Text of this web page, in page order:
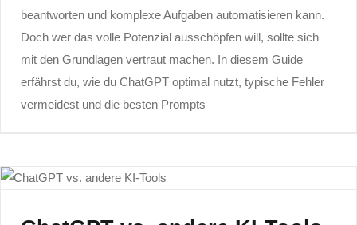
beantworten und komplexe Aufgaben automatisieren kann.
Doch wer das volle Potenzial ausschöpfen will, sollte sich
mit den Grundlagen vertraut machen. In diesem Guide
erfährst du, wie du ChatGPT optimal nutzt, typische Fehler
vermeidest und die besten Prompts